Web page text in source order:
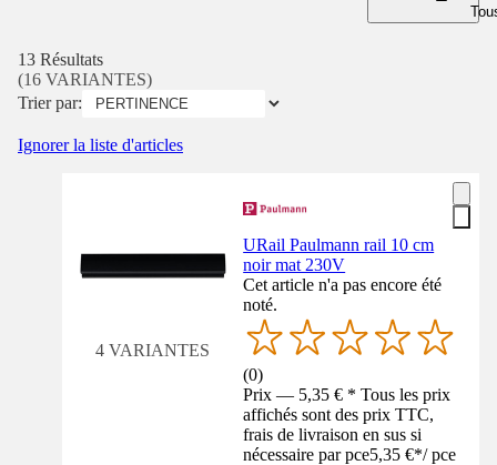
13 Résultats
(16 VARIANTES)
Trier par:
Ignorer la liste d'articles
4 VARIANTES
URail Paulmann rail 10 cm
noir mat 230V
Cet article n'a pas encore été
noté.
(0)
Prix — 5,35 € * Tous les prix
affichés sont des prix TTC,
frais de livraison en sus si
nécessaire par pce5,35 €*/ pce